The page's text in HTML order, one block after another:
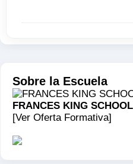
Sobre la Escuela
FRANCES KING
[Ver Oferta Formativa]